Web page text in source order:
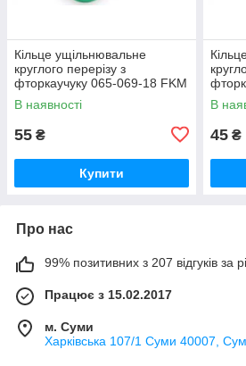
Кільце ущільнювальне
круглого перерізу з
фторкаучуку 065-069-18 FKM
зелене термостійке
В наявності
55 ₴
Купити
В
45 ₴
Про нас
99% позитивних з 207 відгуків за
Працює з 15.02.2017
м. Суми
Харківська 107/1 Суми 40007,